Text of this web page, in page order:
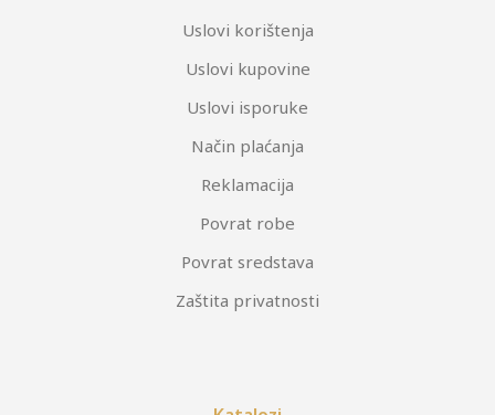
Uslovi korištenja
Uslovi kupovine
Uslovi isporuke
Način plaćanja
Reklamacija
Povrat robe
Povrat sredstava
Zaštita privatnosti